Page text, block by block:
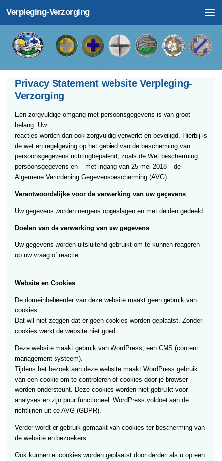
Doorgaan naar inhoud
Verpleging-Verzorging
Privacy Statement website Verpleging-
Verzorging
Een zorgvuldige omgang met persoonsgegevens is van groot
belang. Uw
reacties worden dan ook zorgvuldig verwerkt en beveiligd. Hierbij is
de wet en regelgeving op het gebied van de bescherming van
persoonsgegevens richtingbepalend, zoals de Wet bescherming
persoonsgegevens en – met ingang van 25 mei 2018 – de
Algemene Verordening Gegevensbescherming (AVG).
Verantwoordelijke voor de verwerking van uw gegevens
Uw gegevens worden nergens opgeslagen en met derden gedeeld.
Doelen van de verwerking van uw gegevens
Uw gegevens worden uitsluitend gebruikt om te kunnen reageren
op uw vraag of reactie.
Website en Cookies
De domeinbeheerder van deze website maakt geen gebruik van
cookies.
Dat wil niet zeggen dat er geen cookies worden geplaatst. Zonder
cookies werkt de website niet goed.
Deze website maakt gebruik van WordPress, een CMS (content
management systeem).
Tijdens het bezoek aan deze website maakt WordPress gebruik
van een cookie om te controleren of cookies door je browser
worden ondersteunt. Deze cookies worden niet gebruikt voor
analyses en zijn puur functioneel. WordPress voldoet aan de
richtlijnen uit de AVG (GDPR).
Verder wordt er gebruik gemaakt van cookies ter bescherming van
de website en bezoekers.
Ook kunnen er cookies worden geplaatst door derden als u op een